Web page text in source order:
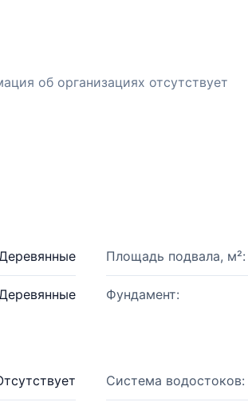
об организациях отсутствует
Площадь подвала, м²:
Фундамент:
Система водостоков: